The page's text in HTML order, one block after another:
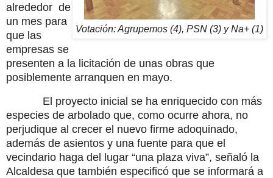
Votación: Agrupemos (4), PSN (3) y Na+ (1)
alrededor de
un mes para
que las
empresas se
presenten a la licitación de unas obras que
posiblemente arranquen en mayo.
El proyecto inicial se ha enriquecido con más
especies de arbolado que, como ocurre ahora, no
perjudique al crecer el nuevo firme adoquinado,
además de asientos y una fuente para que el
vecindario haga del lugar “una plaza viva”, señaló la
Alcaldesa que también especificó que se informará a